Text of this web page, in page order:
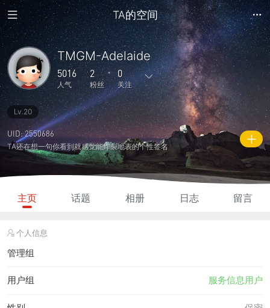
TA的空间
TMGM-Adelaide
5016
人气
2
粉丝
0
关注
5
主题
2303
回复
0
日志
0
相册
0
好友
2 0
关注
0
说说
5016
人气
115
积分
Lv.20
UID: 2550686
TA还在想一句你看到就感觉能炸裂地表的个性签名
主页 话题 相册 日志 留言
个人信息
管理组
用户组 服务信息用户